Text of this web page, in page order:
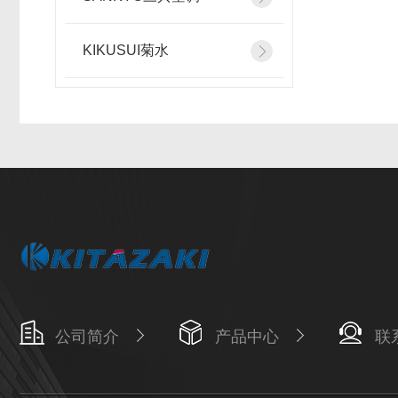
KIKUSUI菊水
公司简介 产品中心 联